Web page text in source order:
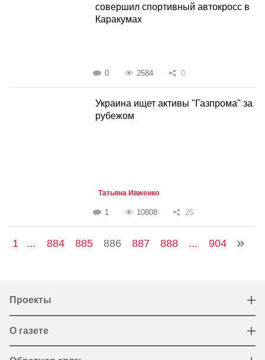
совершил спортивный автокросс в
Каракумах
0 2584 0
Украина ищет активы "Газпрома" за
рубежом
Татьяна Ивженко
1 10808 25
1 ... 884 885 886 887 888 ... 904
Проекты
О газете